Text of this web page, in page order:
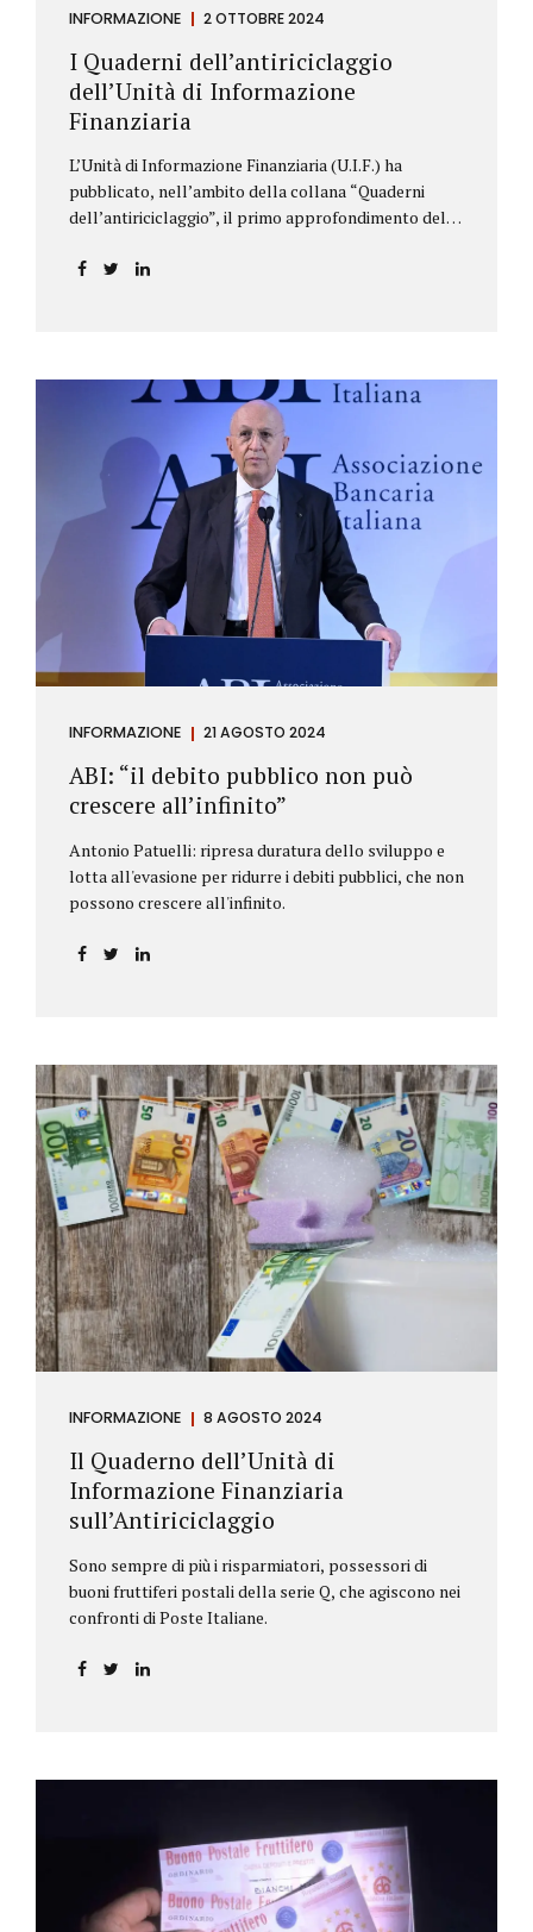
INFORMAZIONE 2 OTTOBRE 2024
I Quaderni dell’antiriciclaggio
dell’Unità di Informazione
Finanziaria
L’Unità di Informazione Finanziaria (U.I.F.) ha
pubblicato, nell’ambito della collana “Quaderni
dell’antiriciclaggio”, il primo approfondimento del
aggiornamenti della normativa e della
riguardano le novità nella disciplina internazionale e
nazionale, e forniscono informazioni su
eventuali consultazioni pubbliche e su pronunce di
particolare rilevanza emesse nell’esercizio
dell’attività giurisdizionale. In questo numero
l’approfondimento è dedicato, in particolare: alla
recente normativa della UE sugli obblighi
antiriciclaggio (c.d. AML Package), tra cui il
Regolamento Antiriciclaggio e la Direttiva AML;
all’AMLA, ovvero alla nuova Autorità europea che
INFORMAZIONE 21 AGOSTO 2024
ABI: “il debito pubblico non può
crescere all’infinito”
Antonio Patuelli: ripresa duratura dello sviluppo e
lotta all'evasione per ridurre i debiti pubblici, che non
possono crescere all'infinito.
INFORMAZIONE 8 AGOSTO 2024
Il Quaderno dell’Unità di
Informazione Finanziaria
sull’Antiriciclaggio
Sono sempre di più i risparmiatori, possessori di
buoni fruttiferi postali della serie Q, che agiscono nei
confronti di Poste Italiane.